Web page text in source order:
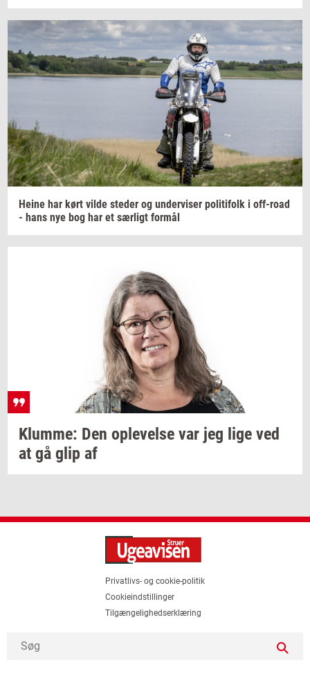
Heine har kørt vilde ste­der og un­der­vi­ser po­li­ti­folk i off-​road
- hans nye bog har et sær­ligt for­mål
Klum­me: Den op­le­vel­se var jeg lige ved
at gå glip af
Privatlivs- og cookie-politik
Cookieindstillinger
Tilgængelighedserklæring